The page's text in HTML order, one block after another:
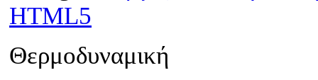
HTML5
Θερμοδυναμική